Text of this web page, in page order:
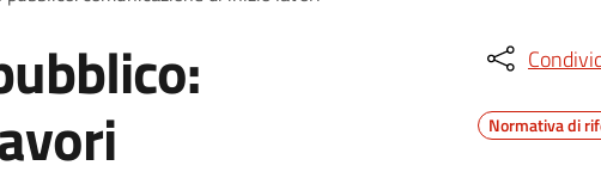
Normativa di